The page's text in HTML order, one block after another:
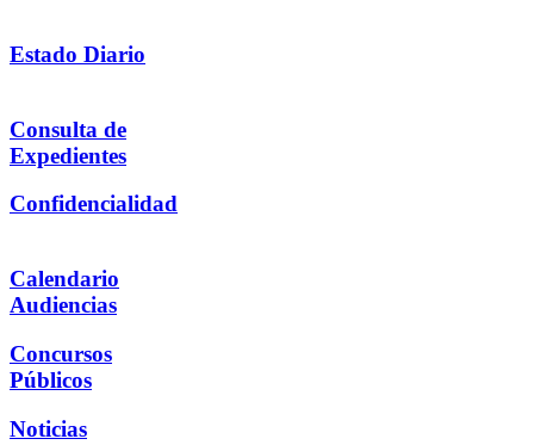
Estado Diario
Consulta de
Expedientes
Confidencialidad
Calendario
Audiencias
Concursos
Públicos
Noticias